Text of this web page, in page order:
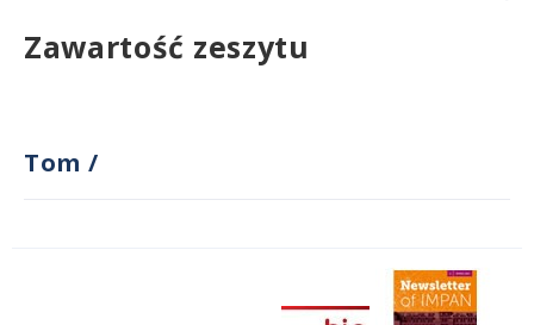
Zawartość zeszytu
Tom /